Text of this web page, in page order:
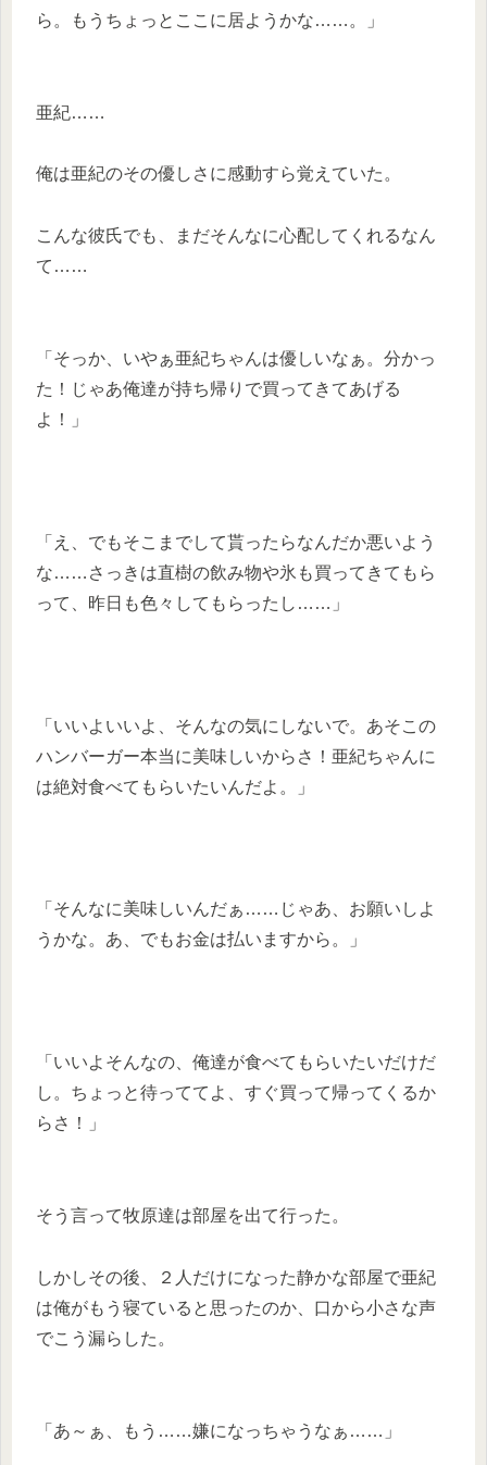
ら。もうちょっとここに居ようかな……。」
亜紀……
俺は亜紀のその優しさに感動すら覚えていた。
こんな彼氏でも、まだそんなに心配してくれるなん
て……
「そっか、いやぁ亜紀ちゃんは優しいなぁ。分かっ
た！じゃあ俺達が持ち帰りで買ってきてあげる
よ！」
「え、でもそこまでして貰ったらなんだか悪いよう
な……さっきは直樹の飲み物や氷も買ってきてもら
って、昨日も色々してもらったし……」
「いいよいいよ、そんなの気にしないで。あそこの
ハンバーガー本当に美味しいからさ！亜紀ちゃんに
は絶対食べてもらいたいんだよ。」
「そんなに美味しいんだぁ……じゃあ、お願いしよ
うかな。あ、でもお金は払いますから。」
「いいよそんなの、俺達が食べてもらいたいだけだ
し。ちょっと待っててよ、すぐ買って帰ってくるか
らさ！」
そう言って牧原達は部屋を出て行った。
しかしその後、２人だけになった静かな部屋で亜紀
は俺がもう寝ていると思ったのか、口から小さな声
でこう漏らした。
「あ～ぁ、もう……嫌になっちゃうなぁ……」